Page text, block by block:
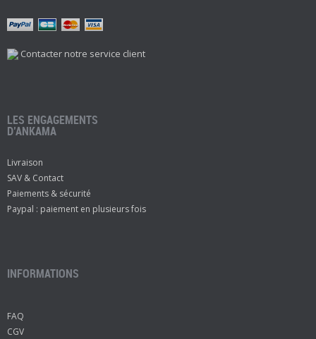
Contacter notre service client
LES ENGAGEMENTS
D’ANKAMA
Livraison
SAV & Contact
Paiements & sécurité
Paypal : paiement en plusieurs fois
INFORMATIONS
FAQ
CGV